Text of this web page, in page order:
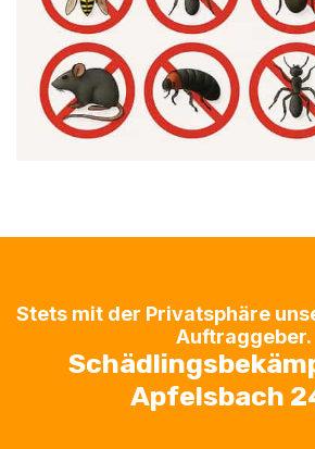
Stets mit der Privatsphäre
Auftraggeber.
Apfelsbach